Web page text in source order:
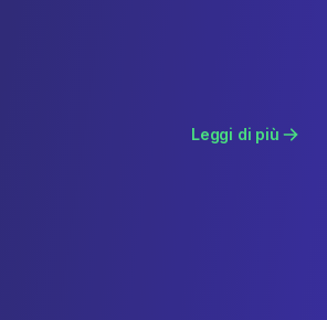
Leggi di più